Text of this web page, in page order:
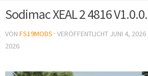
Sodimac XEAL 2 4816
VON FS19MODS · VERÖFFENTLICHT JUNI 4, 2026
2026